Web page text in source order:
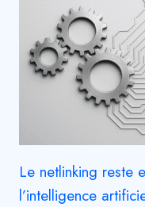
Le netlinking reste
l’intelligence